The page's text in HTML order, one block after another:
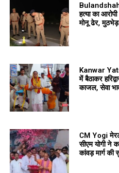
हत्या का
मोनू ढेर, मुठभेड़
Kanwar
में बैठाकर
काजल, सेवा
CM Yogi
सीएम योगी ने
कांवड़ मार्ग की